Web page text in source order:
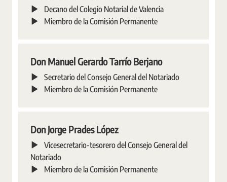
Decano del Colegio Notarial de Valencia
Miembro de la Comisión Permanente
Don Manuel Gerardo Tarrío Berjano
Secretario del Consejo General del Notariado
Miembro de la Comisión Permanente
Don Jorge Prades López
Vicesecretario-tesorero del Consejo General del
Notariado
Miembro de la Comisión Permanente